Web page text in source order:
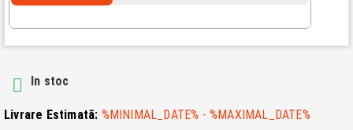
 In stoc
Livrare Estimată: %MINIMAL_DATE% - %MAXIMAL_DATE%